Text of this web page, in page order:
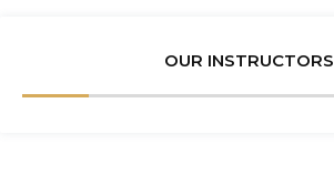
OUR INSTRUCTORS